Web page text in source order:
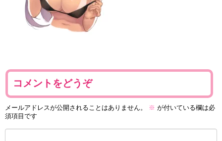
コメントをどうぞ
メールアドレスが公開されることはありません。 ※ が付いている欄は必
須項目です